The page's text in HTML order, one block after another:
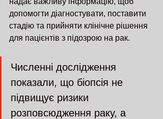
допомогти діагностувати, поставити
стадію та прийняти клінічне рішення
для пацієнтів з підозрою на рак.
Численні дослідження
показали, що біопсія не
підвищує ризики
розповсюдження раку, а